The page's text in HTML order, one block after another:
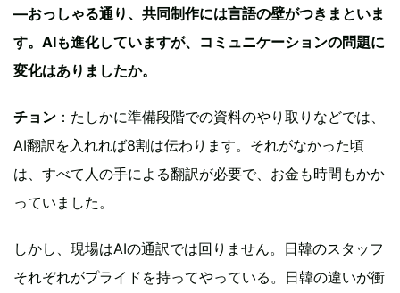
—おっしゃる通り、共同制作には言語の壁がつきまといま
す。AIも進化していますが、コミュニケーションの問題に
変化はありましたか。
チョン ：たしかに準備段階での資料のやり取りなどでは、
AI翻訳を入れれば8割は伝わります。それがなかった頃
は、すべて人の手による翻訳が必要で、お金も時間もかか
っていました。
しかし、現場はAIの通訳では回りません。日韓のスタッフ
それぞれがプライドを持ってやっている。日韓の違いが衝